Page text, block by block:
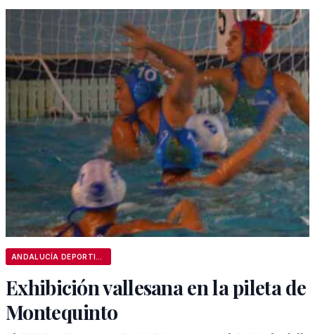
Exhibición vallesana en la pileta de
Montequinto